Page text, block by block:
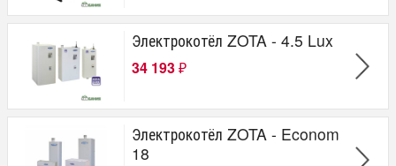
Электрокотёл ZOTA - 4.5 Lux
34 193 ₽
Электрокотёл ZOTA - Econom
18